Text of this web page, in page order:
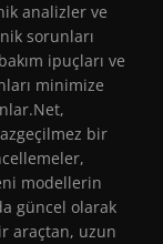
analizler ve
sorunları
ipuçları ve
minimize
bir
modellerin
güncel olarak
araçtan, uzun